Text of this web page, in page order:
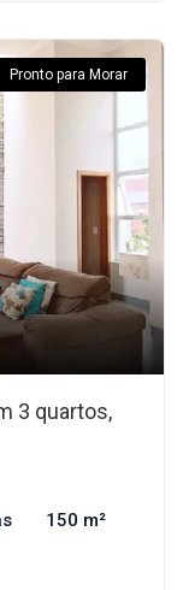
Pronto para Morar
3 quartos,
150 m²